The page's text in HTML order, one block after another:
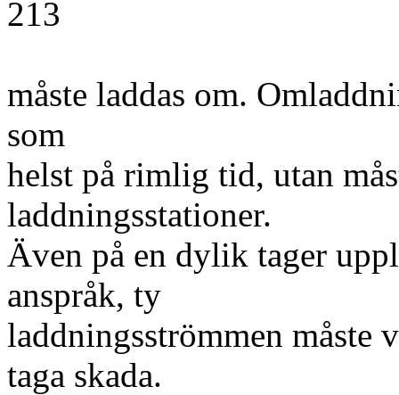
213
måste laddas om.
som
helst på rimlig tid, utan
laddningsstationer.
Även på en dylik tager
anspråk, ty
laddningsströmmen måste
taga skada.